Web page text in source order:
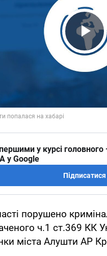
у курсі
у Google
Підписатися
порушено
ч.1 ст.369 КК
міста Алушти АР